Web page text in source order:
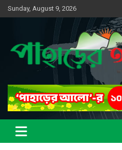
Skip
to
Sunday, August 9, 2026
পাহাড়ের আলো
সত্যের সন্ধানে, পাহাড়ের পথে